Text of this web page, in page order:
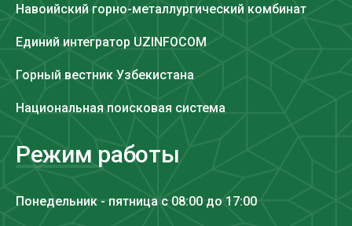
Навоийский горно-металлургический комбинат
Единий интегратор UZINFOCOM
Горный вестник Узбекистана
Национальная поисковая система
Режим работы
Понедельник - пятница с 08:00 до 17:00